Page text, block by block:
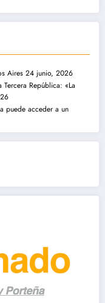
Aires 24 junio, 2026
República: «La
puede acceder a un